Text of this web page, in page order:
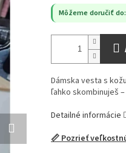
Môžeme doručiť do:
Dámska vesta s
ľahko skombinuješ
Detailné informácie
📏 Pozrieť